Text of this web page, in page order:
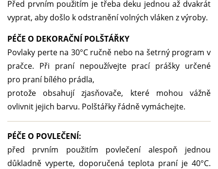
Před prvním použitím je třeba deku jednou až dvakrát
vyprat, aby došlo k odstranění volných vláken z výroby.
PÉČE O DEKORAČNÍ POLŠTÁŘKY
Povlaky perte na 30°C ručně nebo na šetrný program v
pračce. Při praní nepoužívejte prací prášky určené
pro praní bílého prádla,
protože obsahují zjasňovače, které mohou vážně
ovlivnit jejich barvu. Polštářky řádně vymáchejte.
PÉČE O POVLEČENÍ:
před prvním použitím povlečení alespoň jednou
důkladně vyperte, doporučená teplota praní je 40°C.